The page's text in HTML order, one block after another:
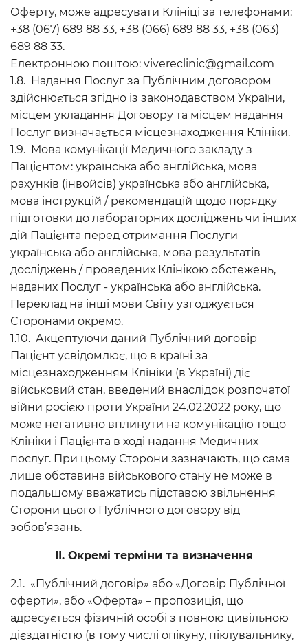
Оферту, може адресувати Клініці за телефонами:
+38 (067) 689 88 33, +38 (066) 689 88 33, +38 (063)
689 88 33.
Електронною поштою: vivereclinic@gmail.com
1.8. Надання Послуг за Публічним договором
здійснюється згідно із законодавством України,
місцем укладання Договору та місцем надання
Послуг визначається місцезнаходження Клініки.
1.9. Мова комунікації Медичного закладу з
Пацієнтом: українська або англійська, мова
рахунків (інвойсів) українська або англійська,
мова інструкцій / рекомендацій щодо порядку
підготовки до лабораторних досліджень чи інших
дій Пацієнта перед отримання Послуги
українська або англійська, мова результатів
досліджень / проведених Клінікою обстежень,
наданих Послуг - українська або англійська.
Переклад на інші мови Світу узгоджується
Сторонами окремо.
1.10. Акцептуючи даний Публічний договір
Пацієнт усвідомлює, що в країні за
місцезнаходженням Клініки (в Україні) діє
військовий стан, введений внаслідок розпочатої
війни росією проти України 24.02.2022 року, що
може негативно вплинути на комунікацію тощо
Клініки і Пацієнта в ході надання Медичних
послуг. При цьому Сторони зазначають, що сама
лише обставина військового стану не може в
подальшому вважатись підставою звільнення
Сторони цього Публічного договору від
зобов’язань.
ІІ. Окремі терміни та визначення
2.1. «Публічний договір» або «Договір Публічної
оферти», або «Оферта» – пропозиція, що
адресується фізичній особі з повною цивільною
дієздатністю (в тому числі опікуну, піклувальнику,